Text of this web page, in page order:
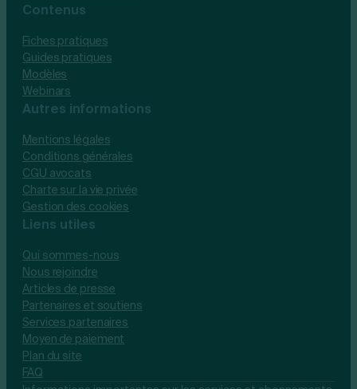
Contenus
Fiches pratiques
Guides pratiques
Modèles
Webinars
Autres informations
Mentions légales
Conditions générales
CGU avocats
Charte sur la vie privée
Gestion des cookies
Liens utiles
Qui sommes-nous
Nous rejoindre
Articles de presse
Partenaires et soutiens
Services partenaires
Moyen de paiement
Plan du site
FAQ